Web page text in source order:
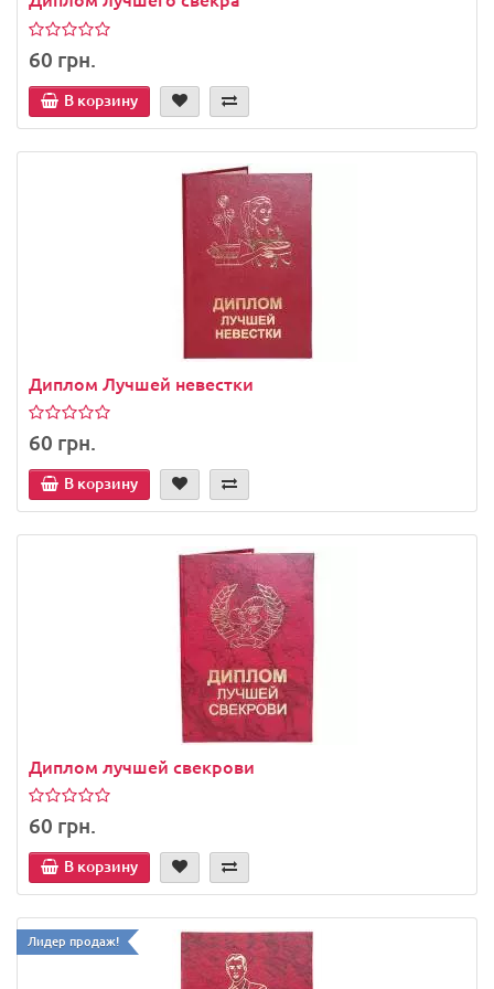
60 грн.
В корзину
Диплом Лучшей невестки
60 грн.
В корзину
Диплом лучшей свекрови
60 грн.
В корзину
Лидер продаж!